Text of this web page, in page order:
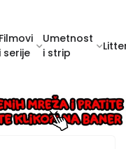
Filmovi
i serije
Umetnost
i strip